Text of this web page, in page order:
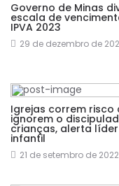
Governo de Minas
escala de
IPVA 2023
29 de dezembro de
Igrejas correm risco
ignorem o
crianças, alerta líder
infantil
21 de setembro de 2022